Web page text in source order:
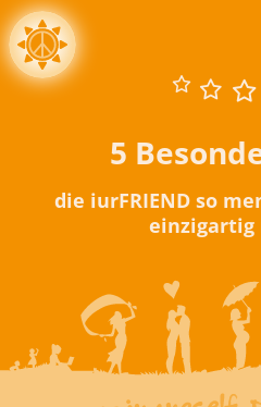
5
die iurFRIEND so
einzigartig